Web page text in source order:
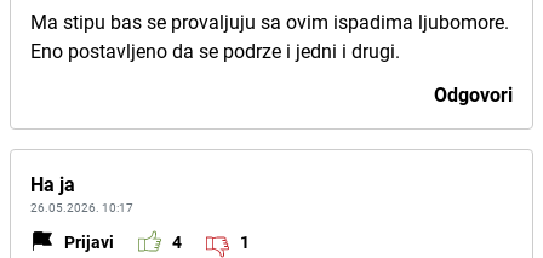
Ma stipu bas se provaljuju sa ovim ispadima ljubomore.
Eno postavljeno da se podrze i jedni i drugi.
Odgovori
Ha ja
26.05.2026. 10:17
Prijavi 4 1